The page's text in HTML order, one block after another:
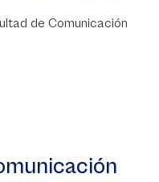
de Comunicación